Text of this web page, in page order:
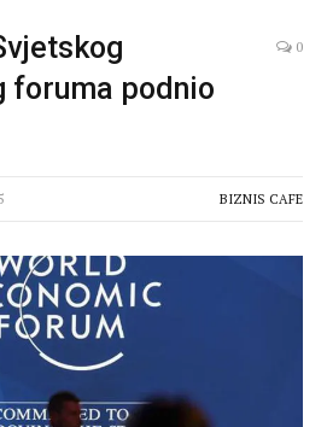
foruma podnio
0
BIZNIS CAFE